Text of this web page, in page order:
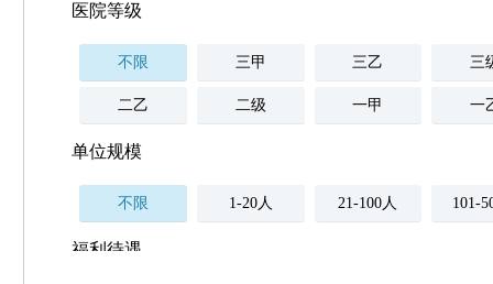
医院等级
不限 三甲 三乙 三
二乙 二级 一甲 一
单位规模
不限 1-20人 21-100人 101-
福利待遇